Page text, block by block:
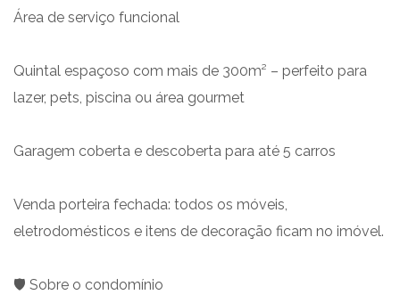
Área de serviço funcional
Quintal espaçoso com mais de 300m² – perfeito para
lazer, pets, piscina ou área gourmet
Garagem coberta e descoberta para até 5 carros
Venda porteira fechada: todos os móveis,
eletrodomésticos e itens de decoração ficam no imóvel.
🛡️ Sobre o condomínio